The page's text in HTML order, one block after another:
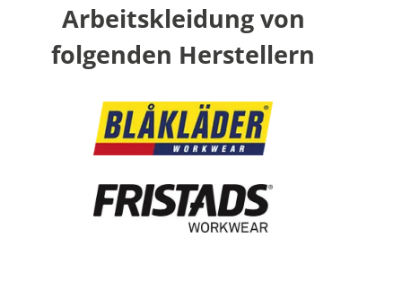
Arbeitskleidung von
folgenden Herstellern